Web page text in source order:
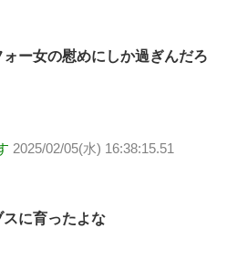
ー女の慰めにしか過ぎんだろ
2025/02/05(水) 16:38:15.51
に育ったよな